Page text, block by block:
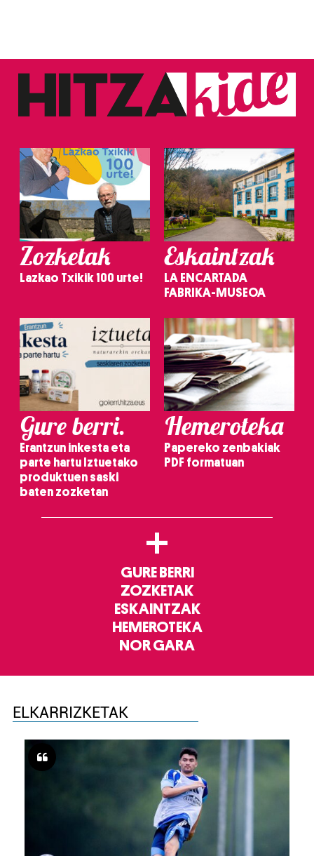
Zozketak
Lazkao Txikik 100 urte!
Eskaintzak
LA ENCARTADA
FABRIKA-MUSEOA
Gure berri.
Erantzun inkesta eta
parte hartu Iztuetako
produktuen saski
baten zozketan
Hemeroteka
Papereko zenbakiak
PDF formatuan
+
GURE BERRI
ZOZKETAK
ESKAINTZAK
HEMEROTEKA
NOR GARA
ELKARRIZKETAK